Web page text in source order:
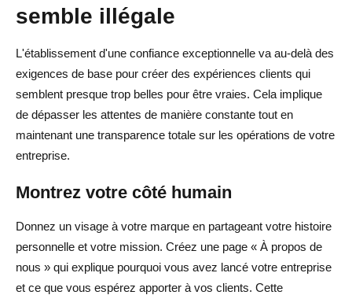
semble illégale
L'établissement d'une confiance exceptionnelle va au-delà des
exigences de base pour créer des expériences clients qui
semblent presque trop belles pour être vraies. Cela implique
de dépasser les attentes de manière constante tout en
maintenant une transparence totale sur les opérations de votre
entreprise.
Montrez votre côté humain
Donnez un visage à votre marque en partageant votre histoire
personnelle et votre mission. Créez une page « À propos de
nous » qui explique pourquoi vous avez lancé votre entreprise
et ce que vous espérez apporter à vos clients. Cette